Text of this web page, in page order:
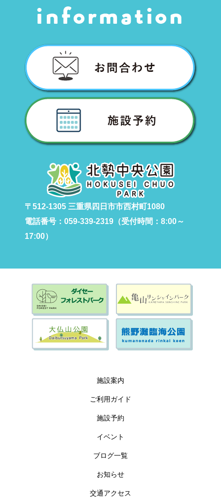
〒512-1305 三重県四日市市西村町1080
電話番号：059-339-2319（受付時間：8:00～
17:00）
施設案内
ご利用ガイド
施設予約
イベント
ブログ一覧
お知らせ
交通アクセス